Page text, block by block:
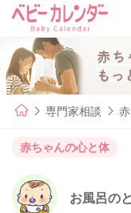
専門家相談
赤ちゃんの心と体
お風呂の